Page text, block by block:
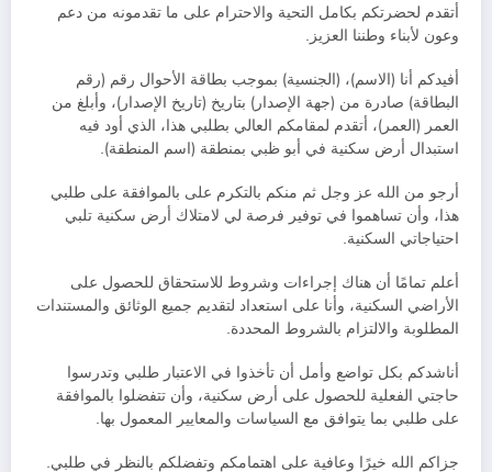
أتقدم لحضرتكم بكامل التحية والاحترام على ما تقدمونه من دعم
وعون لأبناء وطننا العزيز.
أفيدكم أنا (الاسم)، (الجنسية) بموجب بطاقة الأحوال رقم (رقم
البطاقة) صادرة من (جهة الإصدار) بتاريخ (تاريخ الإصدار)، وأبلغ من
العمر (العمر)، أتقدم لمقامكم العالي بطلبي هذا، الذي أود فيه
استبدال أرض سكنية في أبو ظبي بمنطقة (اسم المنطقة).
أرجو من الله عز وجل ثم منكم بالتكرم على بالموافقة على طلبي
هذا، وأن تساهموا في توفير فرصة لي لامتلاك أرض سكنية تلبي
احتياجاتي السكنية.
أعلم تمامًا أن هناك إجراءات وشروط للاستحقاق للحصول على
الأراضي السكنية، وأنا على استعداد لتقديم جميع الوثائق والمستندات
المطلوبة والالتزام بالشروط المحددة.
أناشدكم بكل تواضع وأمل أن تأخذوا في الاعتبار طلبي وتدرسوا
حاجتي الفعلية للحصول على أرض سكنية، وأن تتفضلوا بالموافقة
على طلبي بما يتوافق مع السياسات والمعايير المعمول بها.
جزاكم الله خيرًا وعافية على اهتمامكم وتفضلكم بالنظر في طلبي.